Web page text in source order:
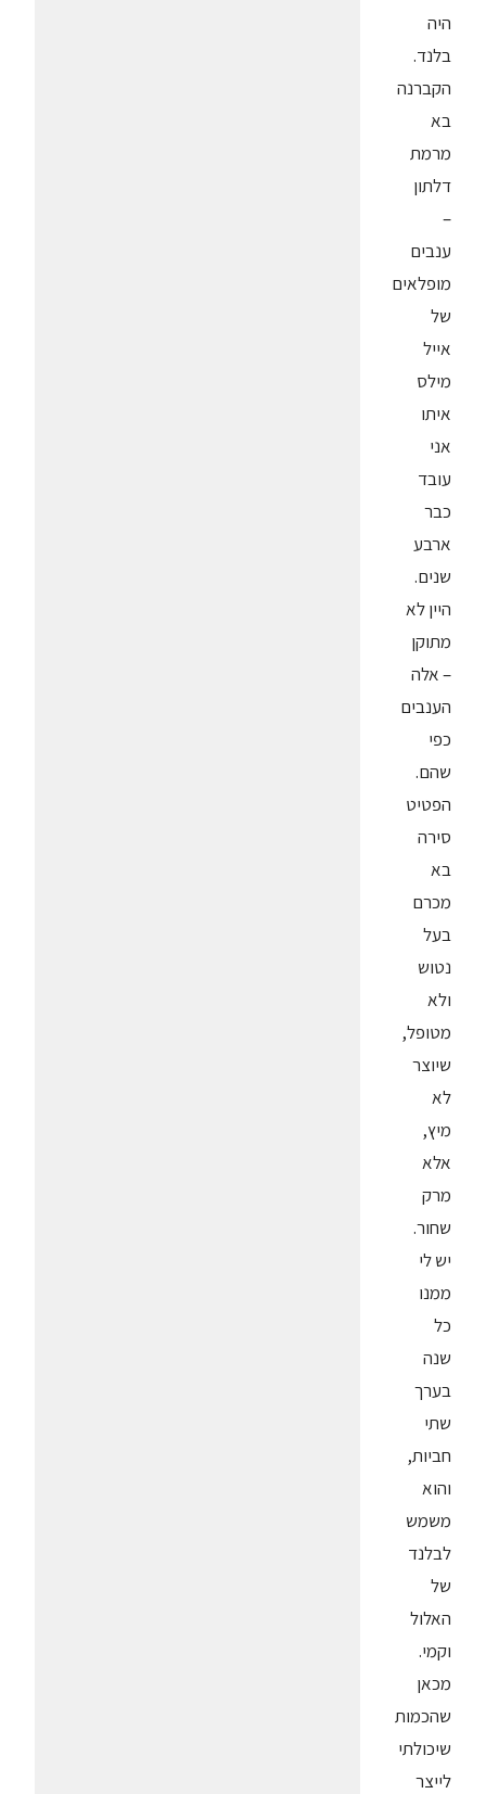
היה
בלנד.
הקברנה
בא
מרמת
דלתון
–
ענבים
מופלאים
של
אייל
מילס
איתו
אני
עובד
כבר
ארבע
שנים.
היין לא
מתוקן
– אלה
הענבים
כפי
שהם.
הפטיט
סירה
בא
מכרם
בעל
נטוש
ולא
מטופל,
שיוצר
לא
מיץ,
אלא
מרק
שחור.
יש לי
ממנו
כל
שנה
בערך
שתי
חביות,
והוא
משמש
לבלנד
של
האלול
וקמי.
מכאן
שהכמות
שיכולתי
לייצר